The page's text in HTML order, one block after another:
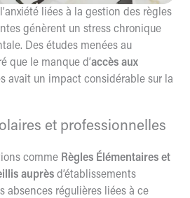
liées à la gestion des règles
génèrent un stress chronique
Des études menées au
que le manque d’accès aux
avait un impact considérable sur la
et professionnelles
comme Règles Élémentaires et
auprès d’établissements
absences régulières liées à ce